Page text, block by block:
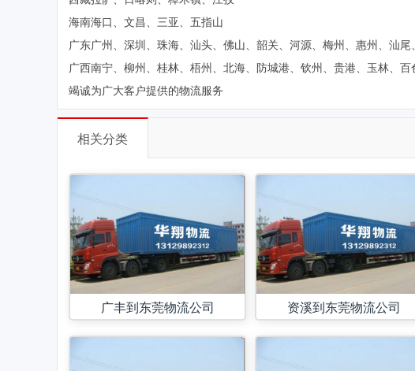
海南海口、文昌、三亚、五指山
广东广州、深圳、珠海、汕头、佛山、韶关、河源、梅州、惠州、汕
广西南宁、柳州、桂林、梧州、北海、防城港、钦州、贵港、玉林、
竭诚为广大客户提供的物流服务
相关分类
广丰到东莞物流公司 资溪到东莞物流公司